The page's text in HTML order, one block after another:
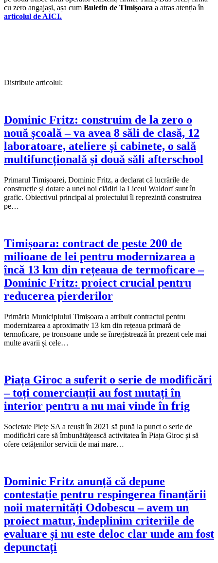
cu zero angajași, așa cum Buletin de Timișoara a atras atenția în
articolul de AICI.
Distribuie articolul:
Dominic Fritz: construim de la zero o
nouă școală – va avea 8 săli de clasă, 12
laboratoare, ateliere și cabinete, o sală
multifuncțională și două săli afterschool
Primarul Timișoarei, Dominic Fritz, a declarat că lucrările de
construcție și dotare a unei noi clădiri la Liceul Waldorf sunt în
grafic. Obiectivul principal al proiectului îl reprezintă construirea
pe…
Timișoara: contract de peste 200 de
milioane de lei pentru modernizarea a
încă 13 km din rețeaua de termoficare –
Dominic Fritz: proiect crucial pentru
reducerea pierderilor
Primăria Municipiului Timișoara a atribuit contractul pentru
modernizarea a aproximativ 13 km din rețeaua primară de
termoficare, pe tronsoane unde se înregistrează în prezent cele mai
multe avarii și cele…
Piața Giroc a suferit o serie de modificări
– toți comercianții au fost mutați în
interior pentru a nu mai vinde în frig
Societate Piețe SA a reușit în 2021 să pună la punct o serie de
modificări care să îmbunătățească activitatea în Piața Giroc și să
ofere cetățenilor servicii de mai mare…
Dominic Fritz anunță că depune
contestație pentru respingerea finanțării
noii maternități Odobescu – avem un
proiect matur, îndeplinim criteriile de
evaluare și nu este deloc clar unde am fost
depunctați